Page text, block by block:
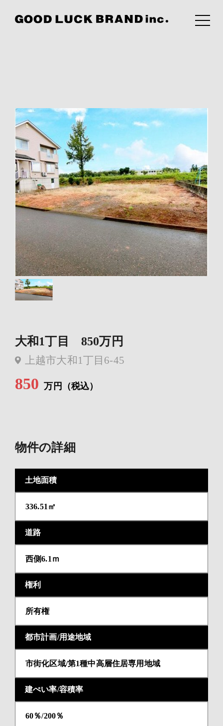
大和1丁目 850万円
上越市大和1丁目6-45
850 万円（税込）
物件の詳細
土地面積
336.51㎡
道路
西側6.1ｍ
権利
所有権
都市計画/用途地域
市街化区域/第1種中高層住居専用地域
建ぺい率/容積率
60％/200％